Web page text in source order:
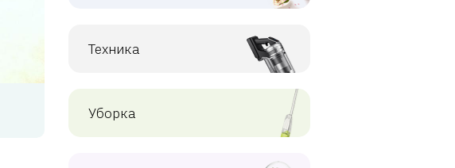
Техника
Уборка